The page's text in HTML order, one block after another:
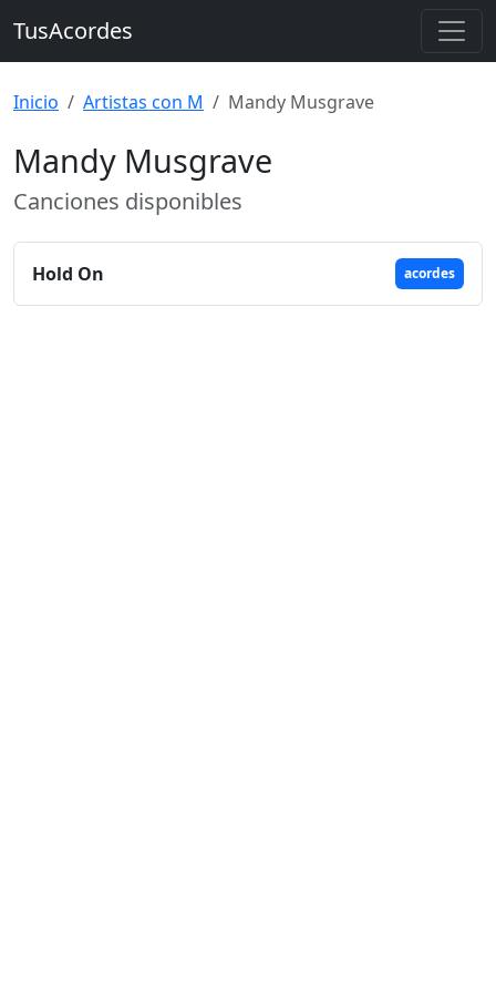
TusAcordes
Inicio Artistas con M Mandy Musgrave
Mandy Musgrave
Canciones disponibles
Hold On acordes